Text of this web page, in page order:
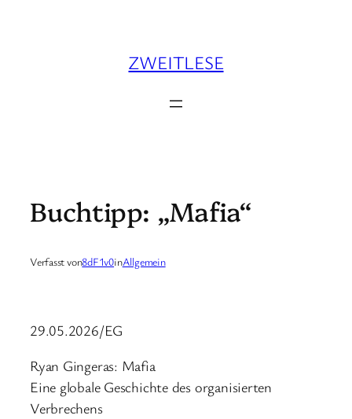
ZWEITLESE
Buchtipp: „Mafia“
Verfasst von8dF1v0inAllgemein
29.05.2026/EG
Ryan Gingeras: Mafia
Eine globale Geschichte des organisierten
Verbrechens